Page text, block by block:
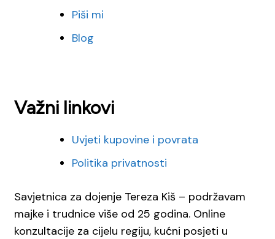
Piši mi
Blog
Važni linkovi
Uvjeti kupovine i povrata
Politika privatnosti
Savjetnica za dojenje Tereza Kiš – podržavam
majke i trudnice više od 25 godina. Online
konzultacije za cijelu regiju, kućni posjeti u